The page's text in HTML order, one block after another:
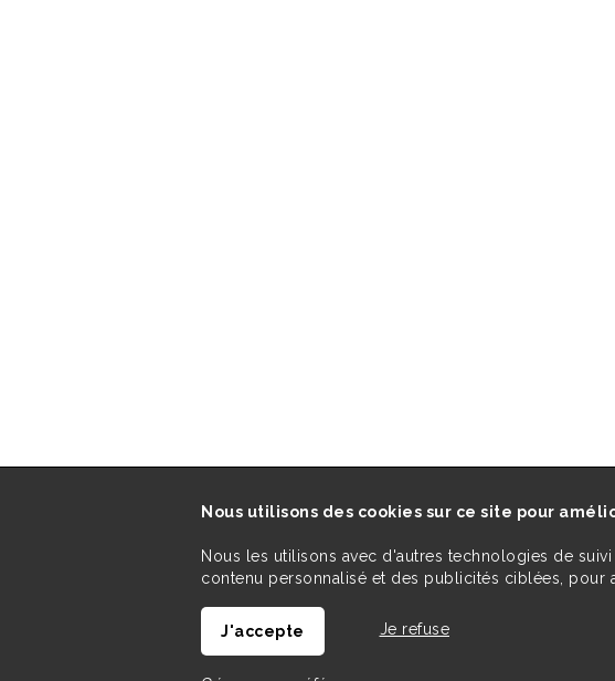
Nous utilisons des cookies sur ce site pour
Nous les utilisons avec d'autres technologies de
contenu personnalisé et des publicités ciblées, pour
J'accepte Je refuse